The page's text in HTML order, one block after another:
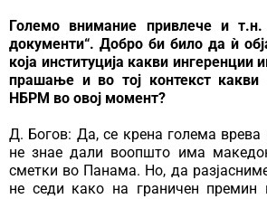
Големо внимание привлече и т.н.
документи“. Добро би било да ѝ
која институција какви ингеренции
прашање и во тој контекст какви
НБРМ во овој момент?
Д. Богов: Да, се крена голема врева
не знае дали воопшто има
сметки во Панама. Но, да
не седи како на граничен премин